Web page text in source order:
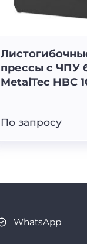
прессы с ЧПУ
MetalTec HBC
По запросу
WhatsApp